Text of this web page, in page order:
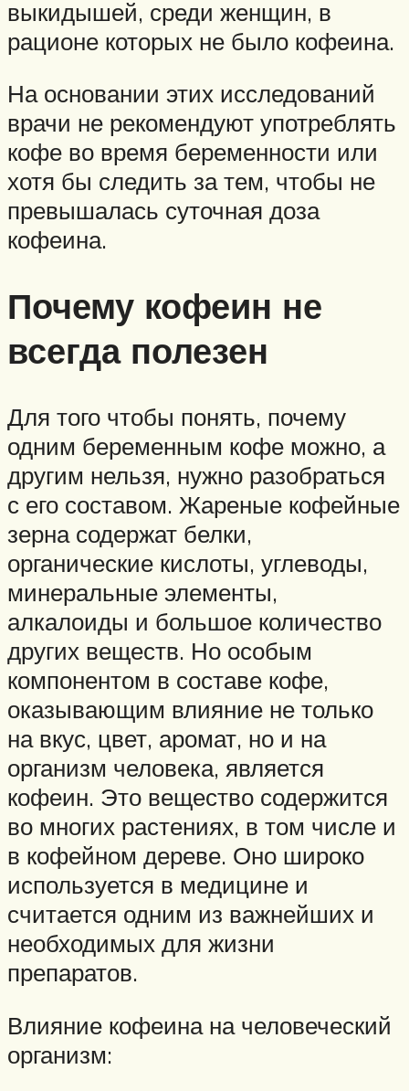
выкидышей, среди женщин, в
рационе которых не было кофеина.
На основании этих исследований
врачи не рекомендуют употреблять
кофе во время беременности или
хотя бы следить за тем, чтобы не
превышалась суточная доза
кофеина.
Почему кофеин не
всегда полезен
Для того чтобы понять, почему
одним беременным кофе можно, а
другим нельзя, нужно разобраться
с его составом. Жареные кофейные
зерна содержат белки,
органические кислоты, углеводы,
минеральные элементы,
алкалоиды и большое количество
других веществ. Но особым
компонентом в составе кофе,
оказывающим влияние не только
на вкус, цвет, аромат, но и на
организм человека, является
кофеин. Это вещество содержится
во многих растениях, в том числе и
в кофейном дереве. Оно широко
используется в медицине и
считается одним из важнейших и
необходимых для жизни
препаратов.
Влияние кофеина на человеческий
организм: